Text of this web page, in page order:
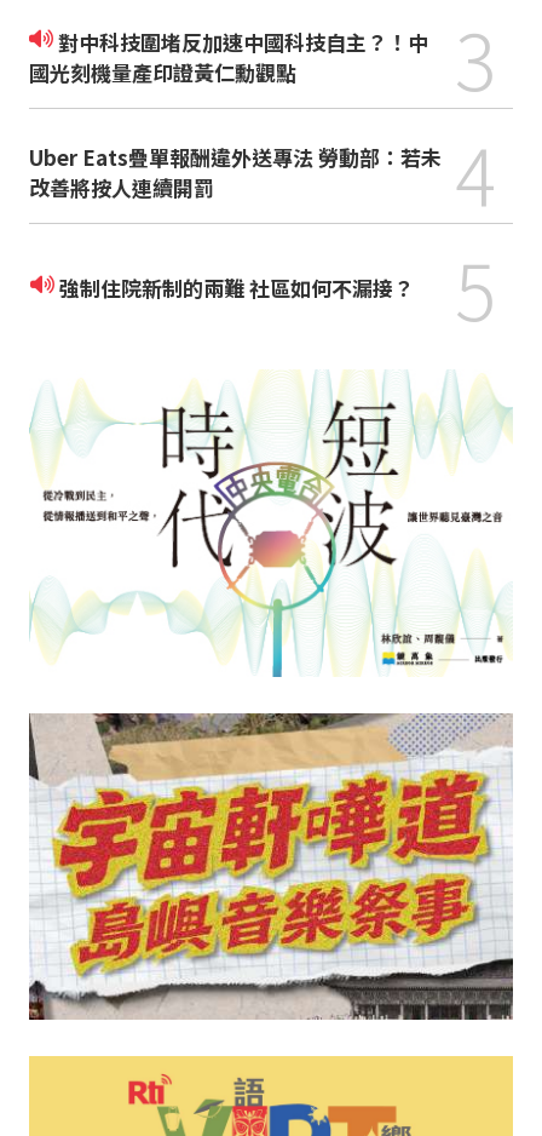
對中科技圍堵反加速中國科技自主？！中
國光刻機量產印證黃仁勳觀點
3
Uber Eats疊單報酬違外送專法 勞動部：若未
改善將按人連續開罰
4
強制住院新制的兩難 社區如何不漏接？ 5